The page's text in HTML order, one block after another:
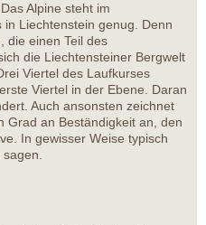
Alpine steht im
Liechtenstein genug. Denn
die einen Teil des
die Liechtensteiner Bergwelt
Viertel des Laufkurses
Viertel in der Ebene. Daran
Auch ansonsten zeichnet
Grad an Beständigkeit an, den
In gewisser Weise typisch
sagen.